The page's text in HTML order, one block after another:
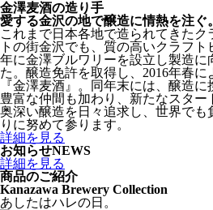
金澤麦酒の造り手
愛する金沢の地で醸造に情熱を注ぐ。
これまで日本各地で造られてきたク
トの街金沢でも、質の高いクラフ
年に金澤ブルワリーを設立し製造に
た。醸造免許を取得し、2016年春
『金澤麦酒』。同年末には、醸造
豊富な仲間も加わり、新たなスター
奥深い醸造を日々追求し、世界でも
りに努めて参ります。
詳細を見る
お知らせNEWS
詳細を見る
商品のご紹介
Kanazawa Brewery Collection
あしたはハレの日。